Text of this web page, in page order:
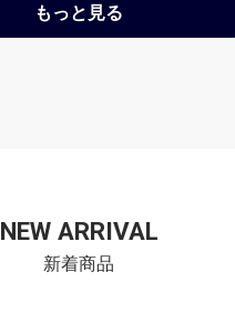
もっと見る
NEW ARRIVAL
新着商品